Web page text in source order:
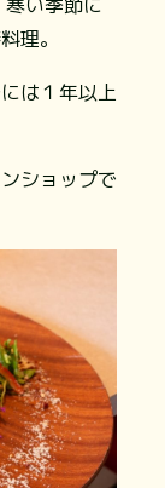
理。
は１年以上
ショップで